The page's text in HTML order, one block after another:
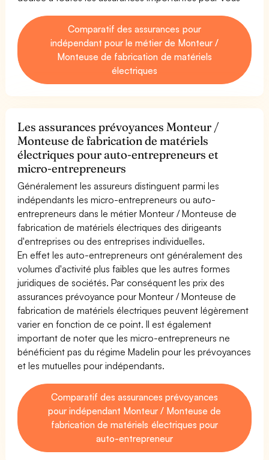
Comparatif des assurances pour
indépendant pour le métier de Monteur /
Monteuse de fabrication de matériels
électriques
Les assurances prévoyances Monteur /
Monteuse de fabrication de matériels
électriques pour auto-entrepreneurs et
micro-entrepreneurs
Généralement les assureurs distinguent parmi les
indépendants les micro-entrepreneurs ou auto-
entrepreneurs dans le métier Monteur / Monteuse de
fabrication de matériels électriques des dirigeants
d'entreprises ou des entreprises individuelles.
En effet les auto-entrepreneurs ont généralement des
volumes d'activité plus faibles que les autres formes
juridiques de sociétés. Par conséquent les prix des
assurances prévoyance pour Monteur / Monteuse de
fabrication de matériels électriques peuvent légèrement
varier en fonction de ce point. Il est également
important de noter que les micro-entrepreneurs ne
bénéficient pas du régime Madelin pour les prévoyances
et les mutuelles pour indépendants.
Comparatif des assurances prévoyances
pour indépendant Monteur / Monteuse de
fabrication de matériels électriques pour
auto-entrepreneur